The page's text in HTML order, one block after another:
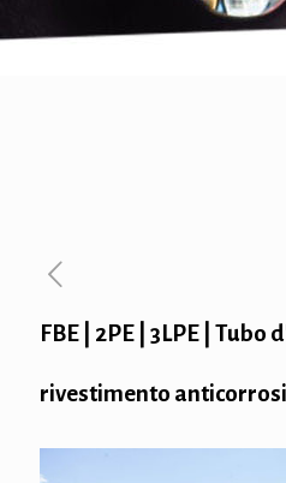
FBE | 2PE | 3LPE | Tubo
rivestimento